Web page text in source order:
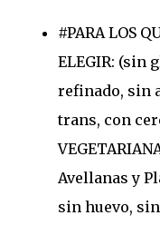
#PARA LOS
ELEGIR: (sin
refinado, sin
trans, con
Avellanas y
sin huevo,